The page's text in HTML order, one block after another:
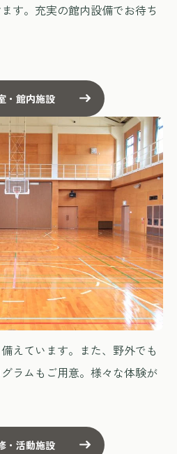
す。充実の館内設備でお待ち
・館内施設
えています。また、野外でも
ラムもご用意。様々な体験が
・活動施設